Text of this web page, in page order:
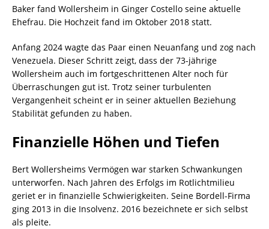
Baker fand Wollersheim in Ginger Costello seine aktuelle
Ehefrau. Die Hochzeit fand im Oktober 2018 statt.
Anfang 2024 wagte das Paar einen Neuanfang und zog nach
Venezuela. Dieser Schritt zeigt, dass der 73-jährige
Wollersheim auch im fortgeschrittenen Alter noch für
Überraschungen gut ist. Trotz seiner turbulenten
Vergangenheit scheint er in seiner aktuellen Beziehung
Stabilität gefunden zu haben.
Finanzielle Höhen und Tiefen
Bert Wollersheims Vermögen war starken Schwankungen
unterworfen. Nach Jahren des Erfolgs im Rotlichtmilieu
geriet er in finanzielle Schwierigkeiten. Seine Bordell-Firma
ging 2013 in die Insolvenz. 2016 bezeichnete er sich selbst
als pleite.